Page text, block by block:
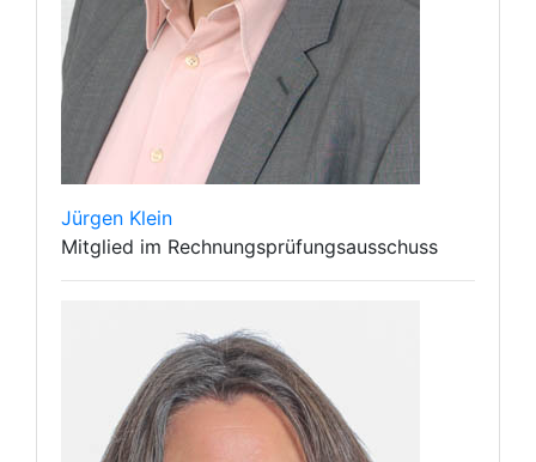
Jürgen Klein
Mitglied im Rechnungsprüfungsausschuss